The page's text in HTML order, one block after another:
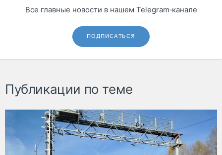
Все главные новости в нашем Telegram‑канале
ПОДПИСАТЬСЯ
Публикации по теме